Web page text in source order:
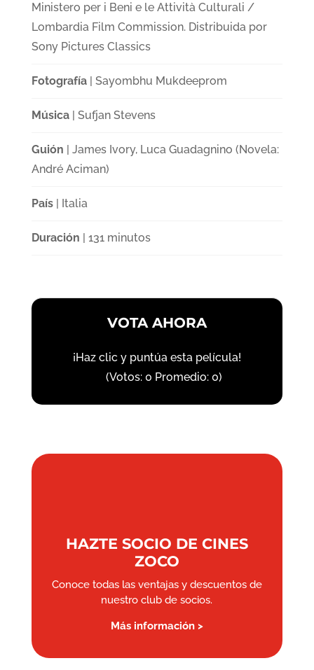
Ministero per i Beni e le Attività Culturali /
Lombardia Film Commission. Distribuida por
Sony Pictures Classics
Fotografía| Sayombhu Mukdeeprom
Música| Sufjan Stevens
Guión | James Ivory, Luca Guadagnino (Novela:
André Aciman)
País| Italia
Duración | 131 minutos
VOTA AHORA
¡Haz clic y puntúa esta película!
(Votos: 0 Promedio: 0)
HAZTE SOCIO DE CINES
ZOCO
Conoce todas las ventajas y descuentos de
nuestro club de socios.
Más información >